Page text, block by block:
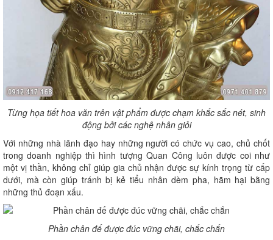
Từng họa tiết hoa văn trên vật phẩm được chạm khắc sắc nét, sinh
động bởi các nghệ nhân giỏi
Với những nhà lãnh đạo hay những người có chức vụ cao, chủ chốt
trong doanh nghiệp thì hình tượng Quan Công luôn được coi như
một vị thần, không chỉ giúp gia chủ nhận được sự kính trọng từ cấp
dưới, mà còn giúp tránh bị kẻ tiểu nhân dèm pha, hãm hại bằng
những thủ đoạn xấu.
Phần chân đế được đúc vững chãi, chắc chắn